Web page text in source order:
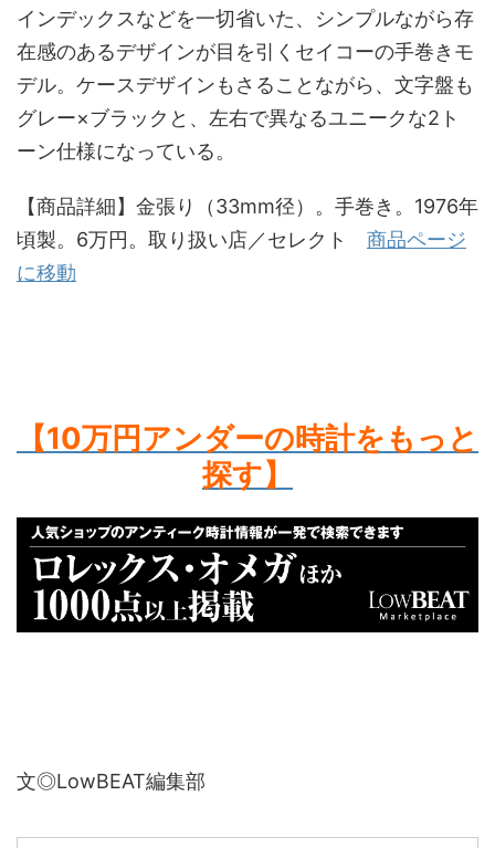
インデックスなどを一切省いた、シンプルながら存
在感のあるデザインが目を引くセイコーの手巻きモ
デル。ケースデザインもさることながら、文字盤も
グレー×ブラックと、左右で異なるユニークな2ト
ーン仕様になっている。
【商品詳細】金張り（33mm径）。手巻き。1976年
頃製。6万円。取り扱い店／セレクト 商品ページ
に移動
【10万円アンダーの時計をもっと
探す】
文◎LowBEAT編集部